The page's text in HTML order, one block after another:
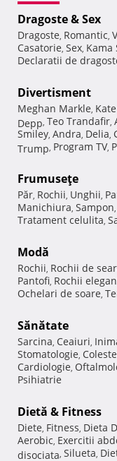
Dragoste & Sex
Dragoste, Romantic,
Casatorie, Sex, Kama
Declaratii de
Divertisment
Meghan Markle,
Depp, Teo Trandafir,
Smiley, Andra, Delia,
Trump, Program TV,
Frumuseţe
Păr, Rochii, Unghii,
Manichiura, Sampon,
Tratament celulita,
Modă
Rochii, Rochii de
Pantofi, Rochii
Ochelari de soare,
Sănătate
Sarcina, Ceaiuri,
Stomatologie,
Cardiologie,
Psihiatrie
Dietă & Fitness
Diete, Fitness, Dieta
Aerobic, Exercitii
disociata, Silueta,